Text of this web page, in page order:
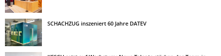
SCHACHZUG inszeniert 60 Jahre DATEV